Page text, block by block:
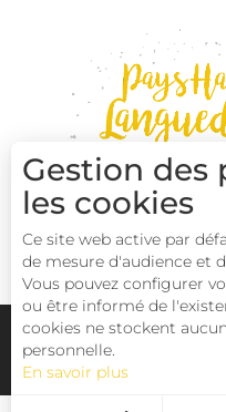
Plan du site Pays
Déclaration d'accessibilité
Gestion des
les cookies
Ce site web active par
de mesure d'audience et
Vous pouvez configurer
ou être informé de
cookies ne stockent
personnelle.
En savoir plus